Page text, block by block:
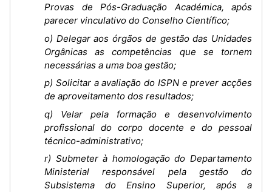
Provas de Pós-Graduação Académica, após
parecer vinculativo do Conselho Científico;
o) Delegar aos órgãos de gestão das Unidades
Orgânicas as competências que se tornem
necessárias a uma boa gestão;
p) Solicitar a avaliação do ISPN e prever acções
de aproveitamento dos resultados;
q) Velar pela formação e desenvolvimento
profissional do corpo docente e do pessoal
técnico-administrativo;
r) Submeter à homologação do Departamento
Ministerial responsável pela gestão do
Subsistema do Ensino Superior, após a